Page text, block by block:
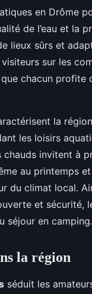
en Drôme
de l’eau et la
lieux sûrs et
sur les
chacun profite
la
les loisirs
invitent à
au printemps
du climat local.
et sécurité,
séjour en camping.
la région
séduit les